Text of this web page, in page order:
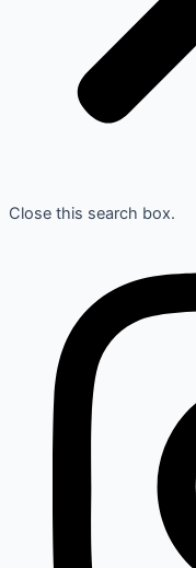
Close this search box.